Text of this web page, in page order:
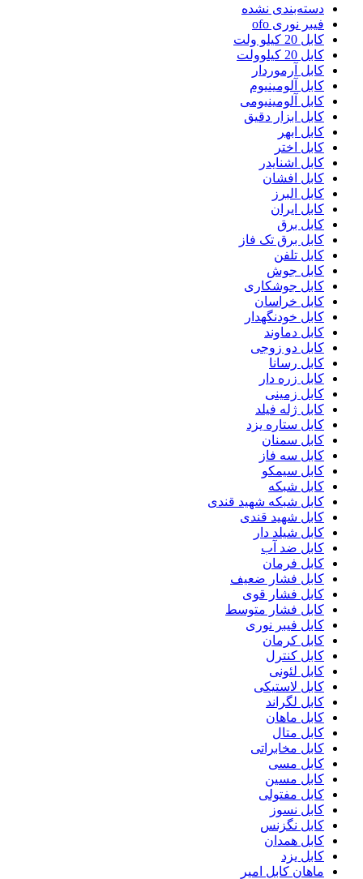
دسته‌بندی نشده
فیبر نوری ofo
کابل 20 کیلو ولت
کابل 20 کیلوولت
کابل آرموردار
کابل آلومینیوم
کابل آلومینیومی
کابل ابزار دقیق
کابل ابهر
کابل اختر
کابل اشنایدر
کابل افشان
کابل البرز
کابل ایران
کابل برق
کابل برق تک فاز
کابل تلفن
کابل جوش
کابل جوشکاری
کابل خراسان
کابل خودنگهدار
کابل دماوند
کابل دو زوجی
کابل رسانا
کابل زره دار
کابل زمینی
کابل ژله فیلد
کابل ستاره یزد
کابل سمنان
کابل سه فاز
کابل سیمکو
کابل شبکه
کابل شبکه شهید قندی
کابل شهید قندی
کابل شیلد دار
کابل ضد آب
کابل فرمان
کابل فشار ضعیف
کابل فشار قوی
کابل فشار متوسط
کابل فیبر نوری
کابل کرمان
کابل کنترل
کابل لئونی
کابل لاستیکی
کابل لگراند
کابل ماهان
کابل متال
کابل مخابراتی
کابل مسی
کابل مسین
کابل مفتولی
کابل نسوز
کابل نگزنس
کابل همدان
کابل یزد
ماهان کابل امیر